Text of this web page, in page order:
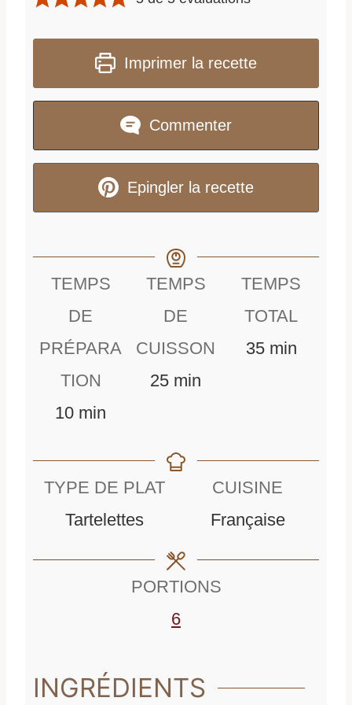
Imprimer la recette
Commenter
Epingler la recette
TEMPS
DE
PRÉPARA
TION
10mmin
TEMPS
DE
CUISSON
25m
u
s
min
TEMPS
TOTAL
35m
e
min
TYPE DE PLAT
Tartelettes
CUISINE
Française
PORTIONS
6
INGRÉDIENTS